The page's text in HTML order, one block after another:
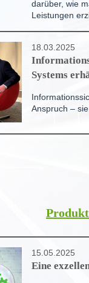
darüber, wie
Leistungen
18.03.2025
Systems
Anspruch –
15.05.2025
Eine